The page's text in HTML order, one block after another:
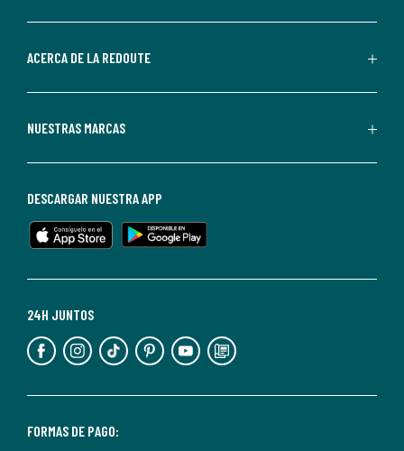
parte
Redoute.
de
en
cualquier
Para
información,
puedes
nuestra
ACERCA DE LA REDOUTE
NUESTRAS MARCAS
FORMAS DE PAGO:
24H JUNTOS
DESCARGAR NUESTRA APP